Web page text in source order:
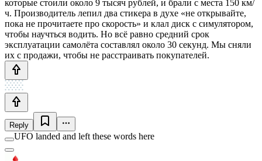
которые стоили около 9 тысяч рублей, и брали с места 150 км/
ч. Производитель лепил два стикера в духе «не открывайте,
пока не прочитаете про скорость» и клал диск с симулятором,
чтобы научться водить. Но всё равно средний срок
эксплуатации самолёта составлял около 30 секунд. Мы сняли
их с продажи, чтобы не расстраивать покупателей.
Reply
UFO landed and left these words here